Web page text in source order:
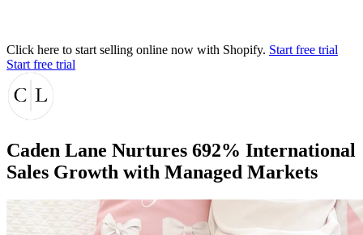
Click here to start selling online now with Shopify. Start free trial
Start free trial
Caden Lane Nurtures 692% International
Sales Growth with Managed Markets